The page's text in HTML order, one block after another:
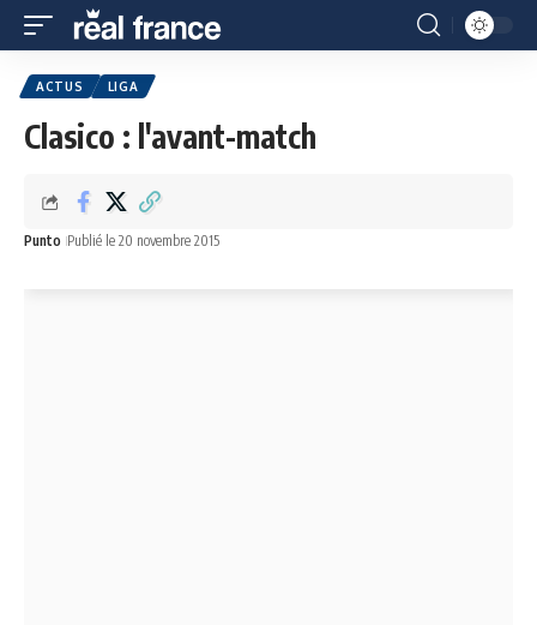
ACTUS LIGA
Clasico : l'avant-match
Punto Publié le 20 novembre 2015